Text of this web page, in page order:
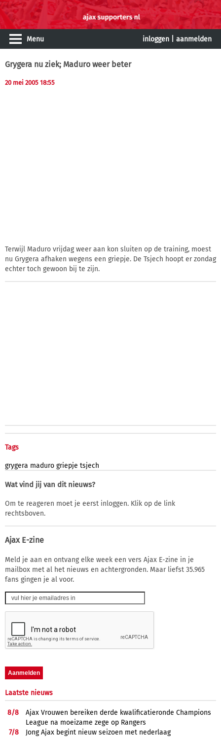
Menu inloggen aanmelden
Grygera nu ziek; Maduro weer beter
20 mei 2005 18:55
Terwijl Maduro vrijdag weer aan kon sluiten op de training, moest
nu Grygera afhaken wegens een griepje. De Tsjech hoopt er zondag
echter toch gewoon bij te zijn.
Tags
grygera maduro griepje tsjech
Wat vind jij van dit nieuws?
Om te reageren moet je eerst inloggen. Klik op de link
rechtsboven.
Ajax E-zine
Meld je aan en ontvang elke week een vers Ajax E-zine in je
mailbox met al het nieuws en achtergronden. Maar liefst 35.965
fans gingen je al voor.
Laatste nieuws
8/8
Ajax Vrouwen bereiken derde kwalificatieronde Champions
League na moeizame zege op Rangers
7/8
Jong Ajax begint nieuw seizoen met nederlaag